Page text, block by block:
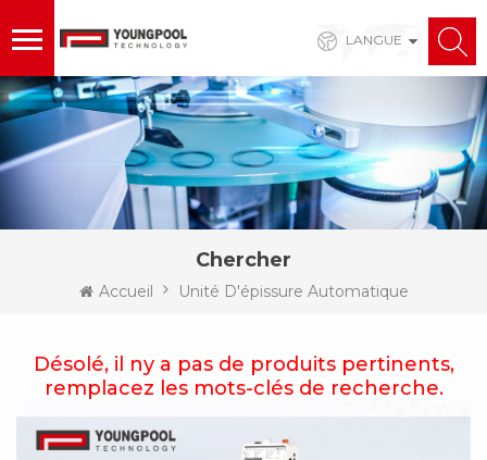
LANGUE
Chercher
Accueil Unité D'épissure Automatique
Désolé, il ny a pas de produits pertinents,
remplacez les mots-clés de recherche.